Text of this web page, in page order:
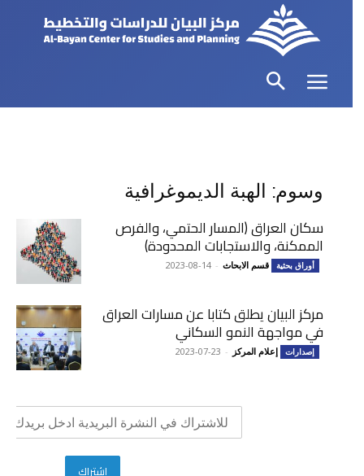
وسوم: الهبة الديموغرافية
سكان العراق (المسار الحتمي، والفرص
الممكنة، والاستجابات المحدودة)
أوراق بحثية قسم الابحاث -
2023-08-14
مركز البيان يطلق كتابا عن مسارات العراق
في مواجهة النمو السكاني
إصدارات إعلام المركز -
2023-07-23